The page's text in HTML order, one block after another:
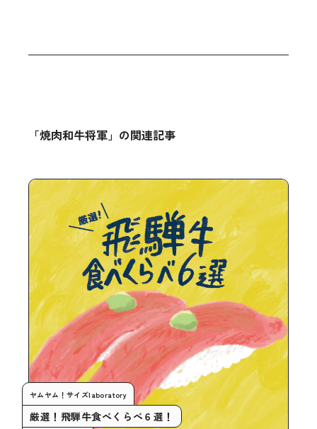
「焼肉和牛将軍」の関連記事
ヤムヤム！サイズlaboratory
厳選！飛騨牛食べくらべ６選！